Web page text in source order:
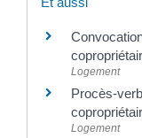
Logement
Procès-
Logement